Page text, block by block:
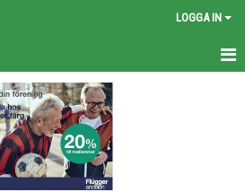
LOGGA IN